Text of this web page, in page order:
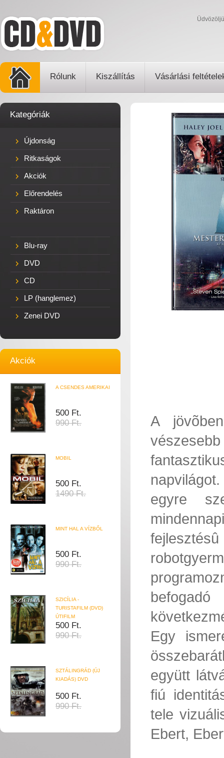
Rólunk Kiszállítás Vásárlási
Kategóriák
Újdonság
Ritkaságok
Akciók
Előrendelés
Raktáron
Blu-ray
DVD
CD
LP (hanglemez)
Zenei DVD
Akciók
A CSENDES AMERIKAI
500 Ft.
990 Ft.
MOBIL
500 Ft.
1490 Ft.
MINT HAL A VÍZBŐL
500 Ft.
990 Ft.
SZICÍLIA -
TURISTAFILM (DVD)
ÚTIFILM
500 Ft.
990 Ft.
SZTÁLINGRÁD (ÚJ
KIADÁS) DVD
500 Ft.
990 Ft.
A
egyre
Egy
együtt
fiú
tele
Ebert,